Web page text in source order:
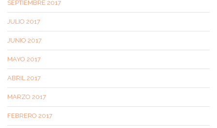
SEPTIEMBRE 2017
JULIO 2017
JUNIO 2017
MAYO 2017
ABRIL 2017
MARZO 2017
FEBRERO 2017